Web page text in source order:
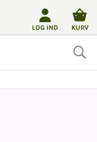
LOG IND KURV